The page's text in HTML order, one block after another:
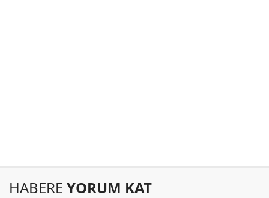
HABERE YORUM KAT